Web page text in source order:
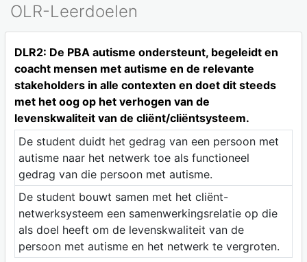
OLR-Leerdoelen
DLR2: De PBA autisme ondersteunt, begeleidt en
coacht mensen met autisme en de relevante
stakeholders in alle contexten en doet dit steeds
met het oog op het verhogen van de
levenskwaliteit van de cliënt/cliëntsysteem.
De student duidt het gedrag van een persoon met
autisme naar het netwerk toe als functioneel
gedrag van die persoon met autisme.
De student bouwt samen met het cliënt-
netwerksysteem een samenwerkingsrelatie op die
als doel heeft om de levenskwaliteit van de
persoon met autisme en het netwerk te vergroten.